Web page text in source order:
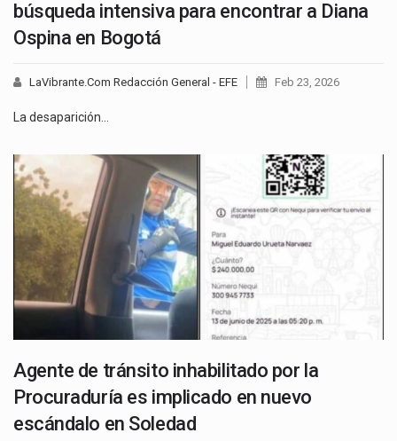
búsqueda intensiva para encontrar a Diana
Ospina en Bogotá
LaVibrante.Com Redacción General - EFE Feb 23, 2026
La desaparición…
Agente de tránsito inhabilitado por la
Procuraduría es implicado en nuevo
escándalo en Soledad